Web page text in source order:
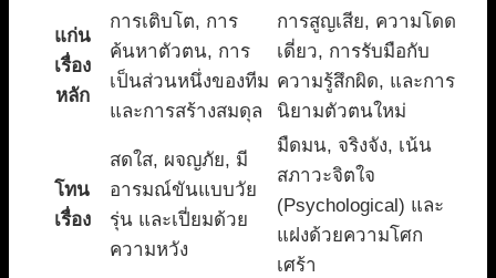
แก่น
เรื่อง
หลัก
การเติบโต, การ
ค้นหาตัวตน, การ
เป็นส่วนหนึ่งของทีม
และการสร้างสมดุล
การสูญเสีย, ความโดด
เดี่ยว, การรับมือกับ
ความรู้สึกผิด, และการ
นิยามตัวตนใหม่
โทน
เรื่อง
สดใส, ผจญภัย, มี
อารมณ์ขันแบบวัย
รุ่น และเปี่ยมด้วย
ความหวัง
มืดมน, จริงจัง, เน้น
สภาวะจิตใจ
(Psychological) และ
แฝงด้วยความโศก
เศร้า